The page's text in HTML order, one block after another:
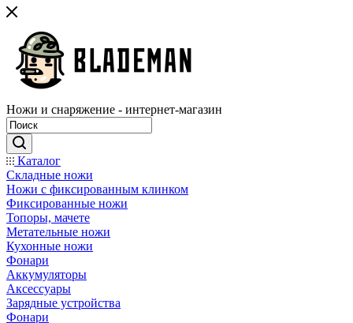
Ножи и снаряжение - интернет-магазин
Каталог
Складные ножи
Ножи с фиксированным клинком
Фиксированные ножи
Топоры, мачете
Метательные ножи
Кухонные ножи
Фонари
Аккумуляторы
Аксессуары
Зарядные устройства
Фонари